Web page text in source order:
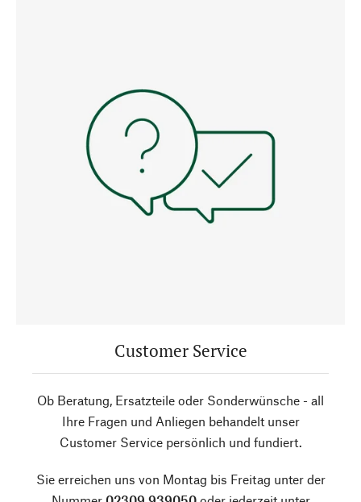
Customer Service
Ob Beratung, Ersatzteile oder Sonderwünsche - all
Ihre Fragen und Anliegen behandelt unser
Customer Service persönlich und fundiert.
Sie erreichen uns von Montag bis Freitag unter der